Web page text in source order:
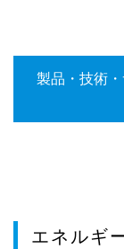
製品・技術
エネルギ